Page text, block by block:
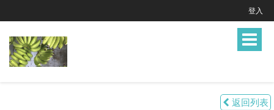
登入
Toggle
返回列表